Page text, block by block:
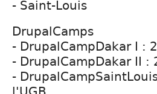
- Saint-Louis
DrupalCamps
- DrupalCampDakar I :
- DrupalCampDakar II :
-